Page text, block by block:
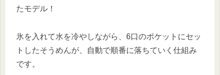
たモデル！
氷を入れて水を冷やしながら、6口のポケットにセッ
トしたそうめんが、自動で順番に落ちていく仕組み
です。